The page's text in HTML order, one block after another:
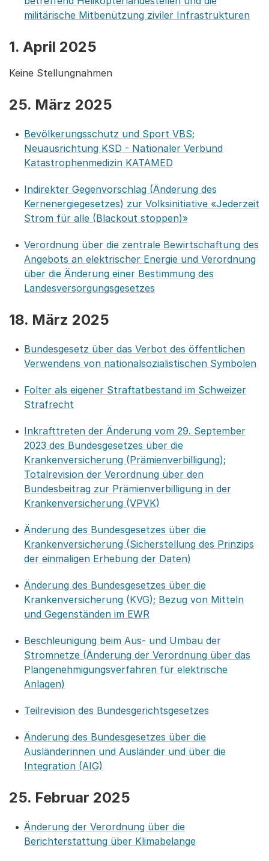
militärische Mitbenützung ziviler Infrastrukturen
1. April 2025
Keine Stellungnahmen
25. März 2025
Bevölkerungsschutz und Sport VBS;
Neuausrichtung KSD - Nationaler Verbund
Katastrophenmedizin KATAMED
Indirekter Gegenvorschlag (Änderung des
Kernenergiegesetzes) zur Volksinitiative «Jederzeit
Strom für alle (Blackout stoppen)»
Verordnung über die zentrale Bewirtschaftung des
Angebots an elektrischer Energie und Verordnung
über die Änderung einer Bestimmung des
Landesversorgungsgesetzes
18. März 2025
Bundesgesetz über das Verbot des öffentlichen
Verwendens von nationalsozialistischen Symbolen
Folter als eigener Straftatbestand im Schweizer
Strafrecht
Inkrafttreten der Änderung vom 29. September
2023 des Bundesgesetzes über die
Krankenversicherung (Prämienverbilligung);
Totalrevision der Verordnung über den
Bundesbeitrag zur Prämienverbilligung in der
Krankenversicherung (VPVK)
Änderung des Bundesgesetzes über die
Krankenversicherung (Sicherstellung des Prinzips
der einmaligen Erhebung der Daten)
Änderung des Bundesgesetzes über die
Krankenversicherung (KVG); Bezug von Mitteln
und Gegenständen im EWR
Beschleunigung beim Aus- und Umbau der
Stromnetze (Änderung der Verordnung über das
Plangenehmigungsverfahren für elektrische
Anlagen)
Teilrevision des Bundesgerichtsgesetzes
Änderung des Bundesgesetzes über die
Ausländerinnen und Ausländer und über die
Integration (AIG)
25. Februar 2025
Änderung der Verordnung über die
Berichterstattung über Klimabelange